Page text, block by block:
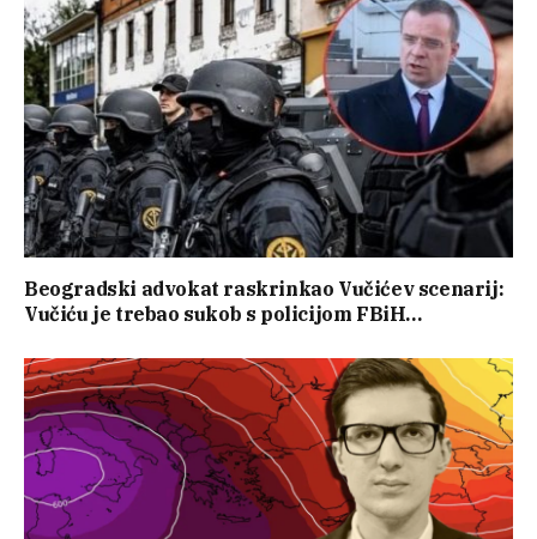
Beogradski advokat raskrinkao Vučićev scenarij:
Vučiću je trebao sukob s policijom FBiH…